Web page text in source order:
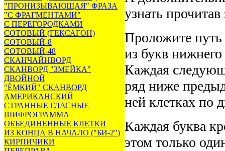
"ПРОНИЗЫВАЮЩАЯ" ФРАЗА
"С ФРАГМЕНТАМИ"
С ПЕРЕГОРОДКАМИ
СОТОВЫЙ (ГЕКСАГОН)
СОТОВЫЙ-8
СОТОВЫЙ-48
СКАНЧАЙНВОРД
СКАНВОРД "ЗМЕЙКА"
ДВОЙНОЙ
"ЁМКИЙ" СКАНВОРД
АМЕРИКАНСКИЙ
СТРАННЫЕ ГЛАСНЫЕ
ШИФРОГРАММА
ОБЪЕДИНЕННЫЕ КЛЕТКИ
ИЗ КОНЦА В НАЧАЛО ("БИ-2")
КИРПИЧИКИ
узнать
Проложите путь
из букв
Каждая
ряд ниже
ней клетках по
Каждая буква
этом только